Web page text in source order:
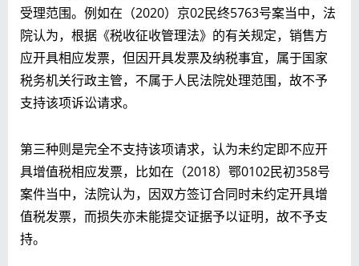
受理范围。例如在（2020）京02民终5763号案当中，法
院认为，根据《税收征收管理法》的有关规定，销售方
应开具相应发票，但因开具发票及纳税事宜，属于国家
税务机关行政主管，不属于人民法院处理范围，故不予
支持该项诉讼请求。
第三种则是完全不支持该项请求，认为未约定即不应开
具增值税相应发票，比如在（2018）鄂0102民初358号
案件当中，法院认为，因双方签订合同时未约定开具增
值税发票，而损失亦未能提交证据予以证明，故不予支
持。